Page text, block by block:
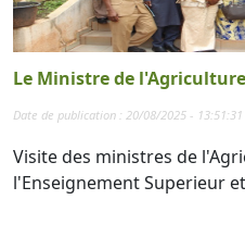
Le Ministre de
Date de publication : 20/08/2025 - 13:51:31
Visite des ministres de
l'Enseignement Superieur